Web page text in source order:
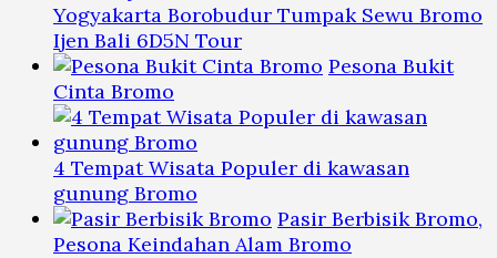
Yogyakarta Borobudur Tumpak Sewu Bromo
Ijen Bali 6D5N Tour
Pesona Bukit
Cinta Bromo
4 Tempat Wisata Populer di kawasan
gunung Bromo
Pasir Berbisik Bromo,
Pesona Keindahan Alam Bromo